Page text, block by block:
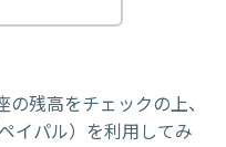
残高をチェックの上、
イパル）を利用してみ